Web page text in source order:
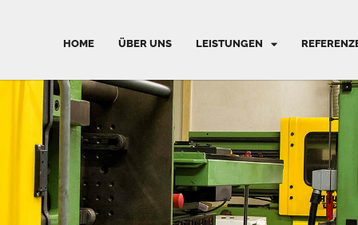
HOME ÜBER UNS LEISTUNGEN